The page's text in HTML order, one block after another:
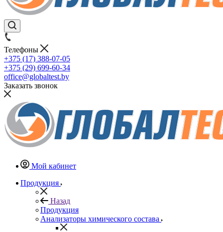
Телефоны
+375 (17) 388-07-05
+375 (29) 699-60-34
office@globaltest.by
Заказать звонок
Мой кабинет
Продукция
Назад
Продукция
Анализаторы химического состава